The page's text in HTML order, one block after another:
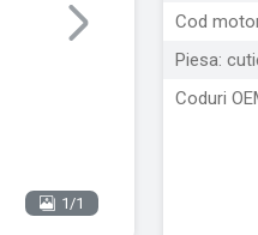
Next
1/1
Cod
Piesa:
Coduri